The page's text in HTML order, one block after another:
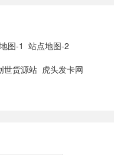
图-1 站点地图-2
世货源站 虎头发卡网